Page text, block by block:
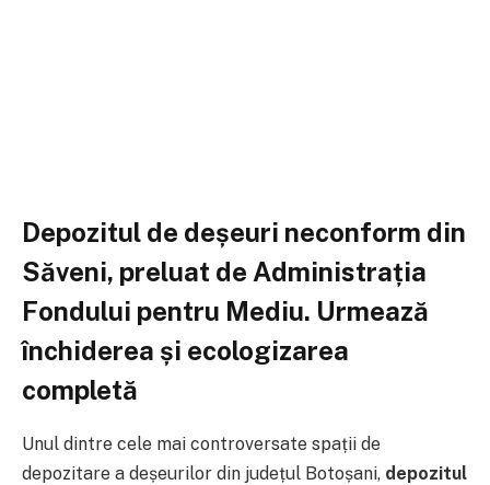
Depozitul de deșeuri neconform din
Săveni, preluat de Administrația
Fondului pentru Mediu. Urmează
închiderea și ecologizarea
completă
Unul dintre cele mai controversate spații de
depozitare a deșeurilor din județul Botoșani, depozitul